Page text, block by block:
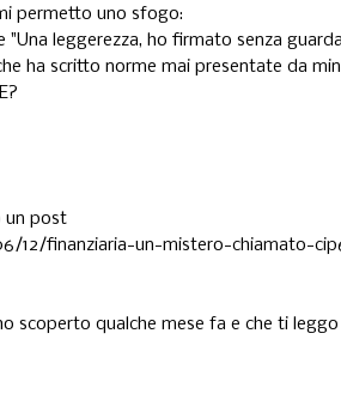
permetto uno sfogo:
"Una leggerezza, ho firmato senza
ha scritto norme mai presentate da
un post
12/finanziaria-un-mistero-chiamato-
scoperto qualche mese fa e che ti